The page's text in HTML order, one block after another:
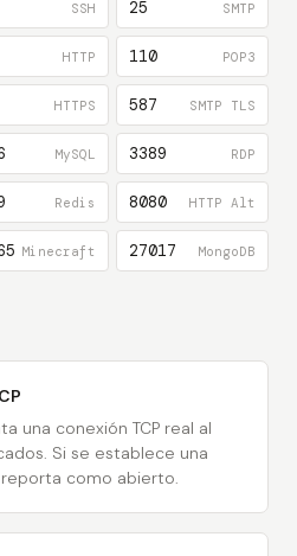
SSH 25 SMTP
HTTP 110 POP3
HTTPS 587 SMTP TLS
MySQL 3389 RDP
Redis 8080 HTTP Alt
Minecraft 27017 MongoDB
una conexión TCP real al
Si se establece una
como abierto.